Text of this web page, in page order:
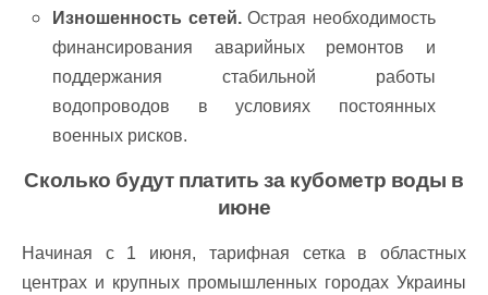
Изношенность сетей.Острая необходимость
финансирования аварийных ремонтов и
поддержания стабильной работы
водопроводов в условиях постоянных
военных рисков.
Сколько будут платить за кубометр воды в
июне
Начиная с 1 июня, тарифная сетка в областных
центрах и крупных промышленных городах Украины